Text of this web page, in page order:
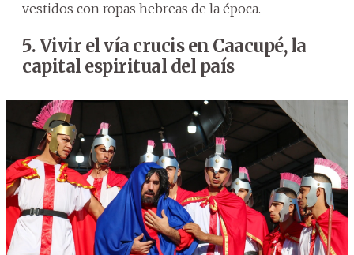
vestidos con ropas hebreas de la época.
5. Vivir el vía crucis en Caacupé, la
capital espiritual del país